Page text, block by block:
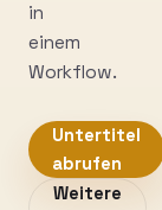
in
einem
Workflow.
Untertitel
abrufen
Weitere